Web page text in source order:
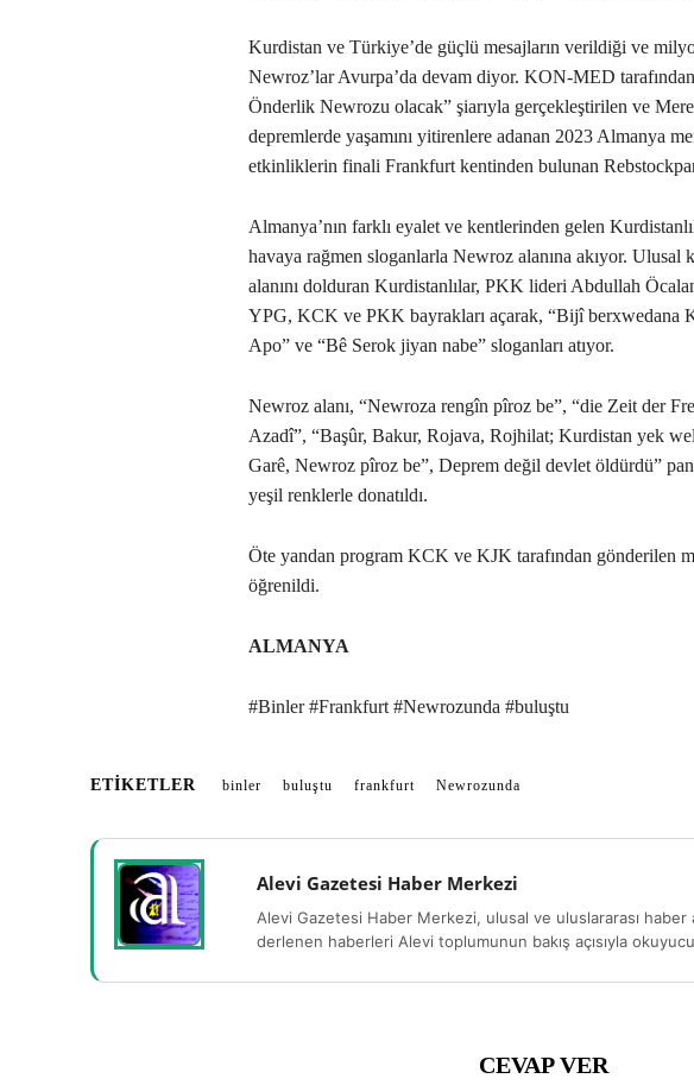
Kurdistan ve Türkiye’de güçlü mesajların verildiği ve
Newroz’lar Avurpa’da devam diyor. KON-MED
Önderlik Newrozu olacak” şiarıyla gerçekleştirilen ve
depremlerde yaşamını yitirenlere adanan 2023 Almanya
etkinliklerin finali Frankfurt kentinden bulunan
Almanya’nın farklı eyalet ve kentlerinden gelen
havaya rağmen sloganlarla Newroz alanına akıyor. Ulusal
alanını dolduran Kurdistanlılar, PKK lideri Abdullah
YPG, KCK ve PKK bayrakları açarak, “Bijî berxwedana
Apo” ve “Bê Serok jiyan nabe” sloganları atıyor.
Newroz alanı, “Newroza rengîn pîroz be”, “die Zeit der
Azadî”, “Başûr, Bakur, Rojava, Rojhilat; Kurdistan yek
Garê, Newroz pîroz be”, Deprem değil devlet öldürdü”
yeşil renklerle donatıldı.
Öte yandan program KCK ve KJK tarafından gönderilen
öğrenildi.
ALMANYA
#Binler #Frankfurt #Newrozunda #buluştu
ETIKETLER binler buluştu frankfurt Newrozunda
Alevi Gazetesi Haber Merkezi
Alevi Gazetesi Haber Merkezi, ulusal ve uluslararası haber
derlenen haberleri Alevi toplumunun bakış açısıyla
CEVAP VER